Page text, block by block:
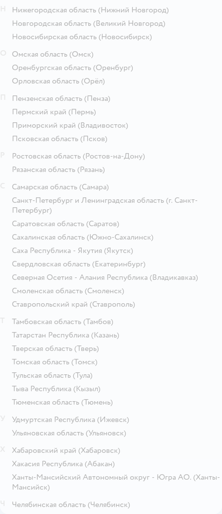
Нижегородская область (Нижний Новгород)
Новгородская область (Великий Новгород)
Новосибирская область (Новосибирск)
Омская область (Омск)
Оренбургская область (Оренбург)
Орловская область (Орёл)
Пензенская область (Пенза)
Пермский край (Пермь)
Приморский край (Владивосток)
Псковская область (Псков)
Ростовская область (Ростов-на-Дону)
Рязанская область (Рязань)
Самарская область (Самара)
Санкт-Петербург и Ленинградская область (г. Санкт-
Петербург)
Саратовская область (Саратов)
Сахалинская область (Южно-Сахалинск)
Саха Республика - Якутия (Якутск)
Свердловская область (Екатеринбург)
Северная Осетия - Алания Республика (Владикавказ)
Смоленская область (Смоленск)
Ставропольский край (Ставрополь)
Тамбовская область (Тамбов)
Татарстан Республика (Казань)
Тверская область (Тверь)
Томская область (Томск)
Тульская область (Тула)
Тыва Республика (Кызыл)
Тюменская область (Тюмень)
Удмуртская Республика (Ижевск)
Ульяновская область (Ульяновск)
Хабаровский край (Хабаровск)
Хакасия Республика (Абакан)
Ханты-Мансийский Автономный округ - Югра АО. (Ханты-
Мансийск)
Челябинская область (Челябинск)